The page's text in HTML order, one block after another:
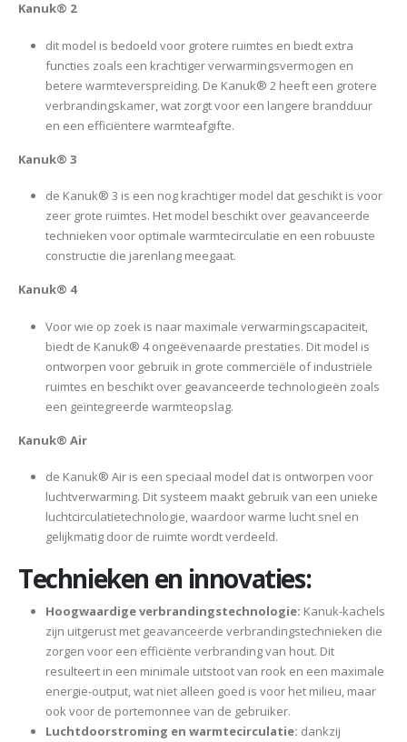
Kanuk® 2
dit model is bedoeld voor grotere ruimtes en biedt extra
functies zoals een krachtiger verwarmingsvermogen en
betere warmteverspreiding. De Kanuk® 2 heeft een grotere
verbrandingskamer, wat zorgt voor een langere brandduur
en een efficiëntere warmteafgifte.
Kanuk® 3
de Kanuk® 3 is een nog krachtiger model dat geschikt is voor
zeer grote ruimtes. Het model beschikt over geavanceerde
technieken voor optimale warmtecirculatie en een robuuste
constructie die jarenlang meegaat.
Kanuk® 4
Voor wie op zoek is naar maximale verwarmingscapaciteit,
biedt de Kanuk® 4 ongeëvenaarde prestaties. Dit model is
ontworpen voor gebruik in grote commerciële of industriële
ruimtes en beschikt over geavanceerde technologieën zoals
een geïntegreerde warmteopslag.
Kanuk® Air
de Kanuk® Air is een speciaal model dat is ontworpen voor
luchtverwarming. Dit systeem maakt gebruik van een unieke
luchtcirculatietechnologie, waardoor warme lucht snel en
gelijkmatig door de ruimte wordt verdeeld.
Technieken en innovaties:
Hoogwaardige verbrandingstechnologie: Kanuk-kachels
zijn uitgerust met geavanceerde verbrandingstechnieken die
zorgen voor een efficiënte verbranding van hout. Dit
resulteert in een minimale uitstoot van rook en een maximale
energie-output, wat niet alleen goed is voor het milieu, maar
ook voor de portemonnee van de gebruiker.
Luchtdoorstroming en warmtecirculatie: dankzij